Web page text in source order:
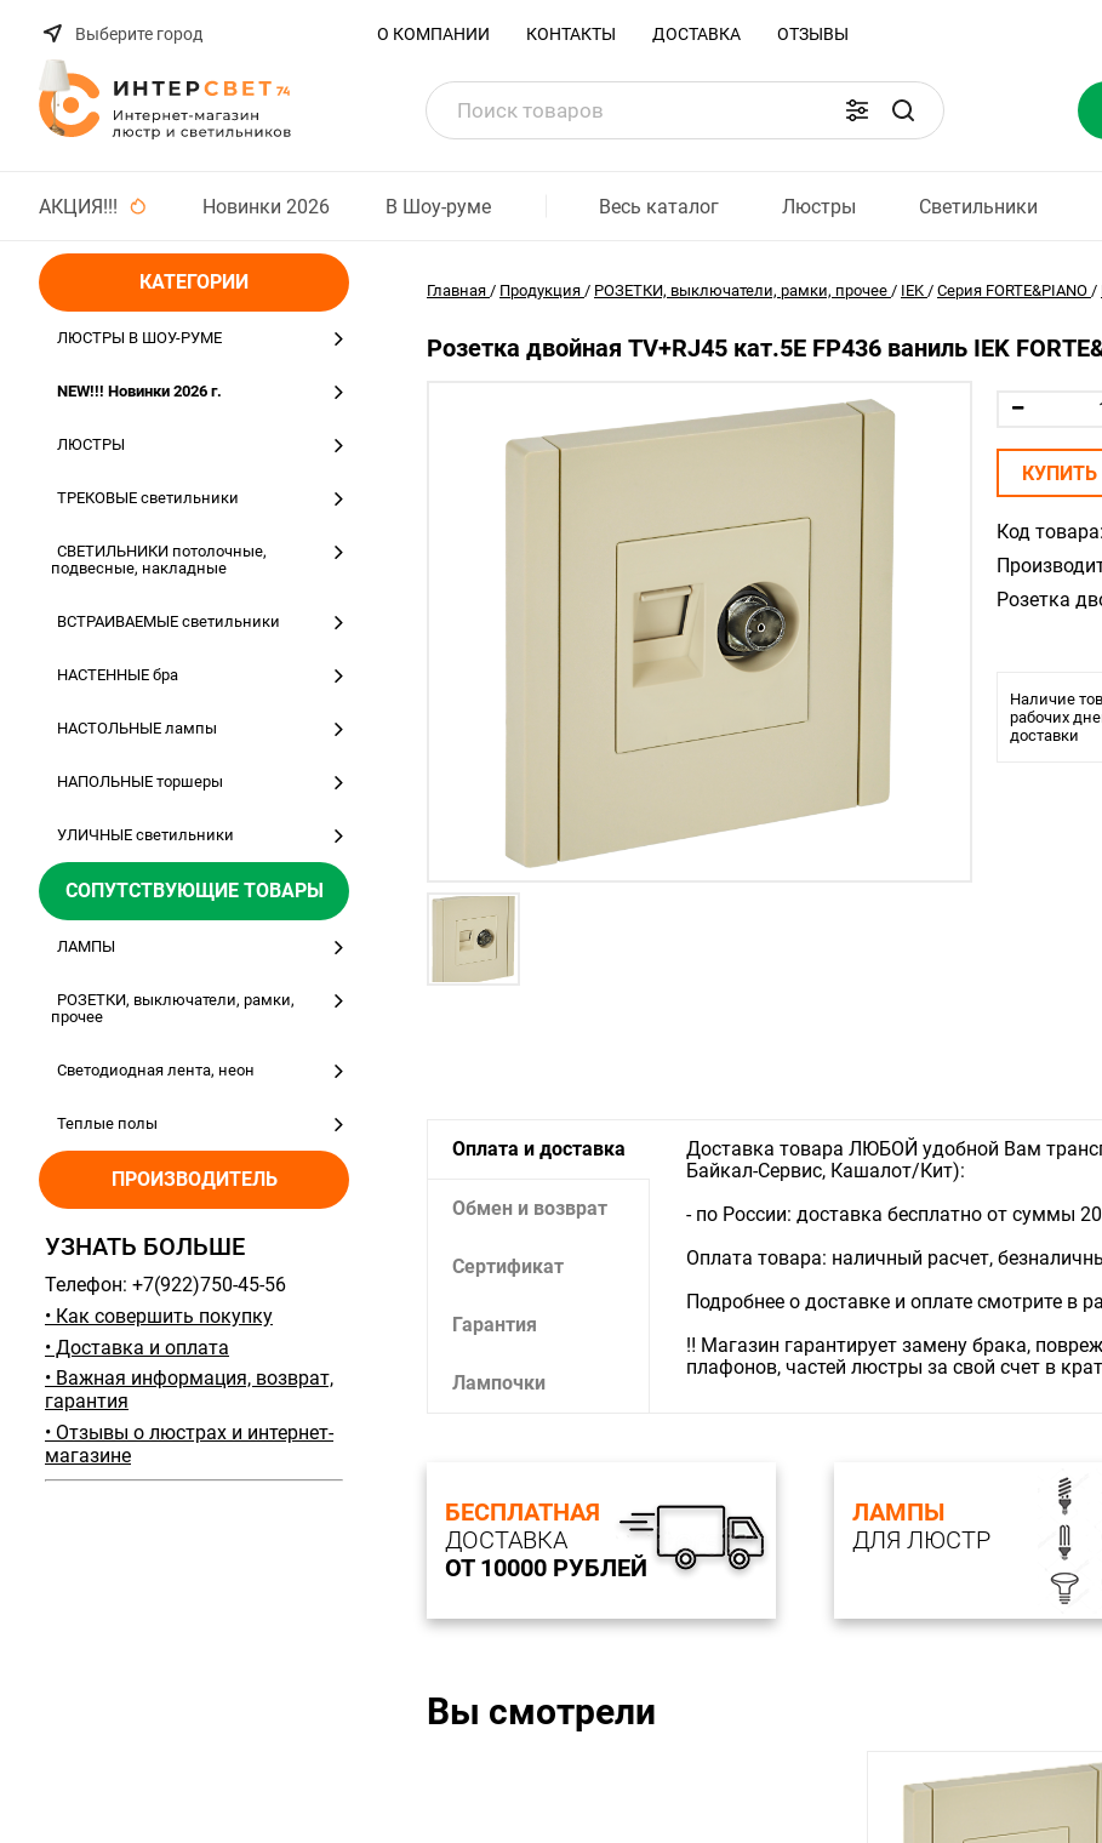
Выберите город О КОМПАНИИ КОНТАКТЫ ДОСТАВКА ОТЗЫВЫ
АКЦИЯ!!! Новинки 2026 В Шоу-руме Весь каталог Люстры Светильники
КАТЕГОРИИ
ЛЮСТРЫ В ШОУ-РУМЕ
NEW!!! Новинки 2026 г.
ЛЮСТРЫ
ТРЕКОВЫЕ светильники
СВЕТИЛЬНИКИ потолочные,
подвесные, накладные
ВСТРАИВАЕМЫЕ светильники
НАСТЕННЫЕ бра
НАСТОЛЬНЫЕ лампы
НАПОЛЬНЫЕ торшеры
УЛИЧНЫЕ светильники
СОПУТСТВУЮЩИЕ ТОВАРЫ
ЛАМПЫ
РОЗЕТКИ, выключатели, рамки,
прочее
Светодиодная лента, неон
Теплые полы
ПРОИЗВОДИТЕЛЬ
УЗНАТЬ БОЛЬШЕ
Телефон: +7(922)750-45-56
• Как совершить покупку
• Доставка и оплата
• Важная информация, возврат,
гарантия
• Отзывы о люстрах и интернет-
магазине
Главная / Продукция / РОЗЕТКИ, выключатели, рамки, прочее / IEK / Серия FORTE&PIANO /
Розетка двойная TV+RJ45 кат.5E FP436 ваниль IEK
Код товара:
Розетка
Наличие
рабочих
доставки
КУПИТЬ
Оплата и доставка
Обмен и возврат
Сертификат
Гарантия
Лампочки
Доставка товара ЛЮБОЙ удобной Вам
Байкал-Сервис, Кашалот/Кит):
- по России: доставка бесплатно от суммы
Оплата товара: наличный расчет,
Подробнее о доставке и оплате смотрите в
‼️ Магазин гарантирует замену брака,
плафонов, частей люстры за свой счет в
БЕСПЛАТНАЯ
ДОСТАВКА
ОТ 10000 РУБЛЕЙ
ЛАМПЫ
ДЛЯ ЛЮСТР
Вы смотрели